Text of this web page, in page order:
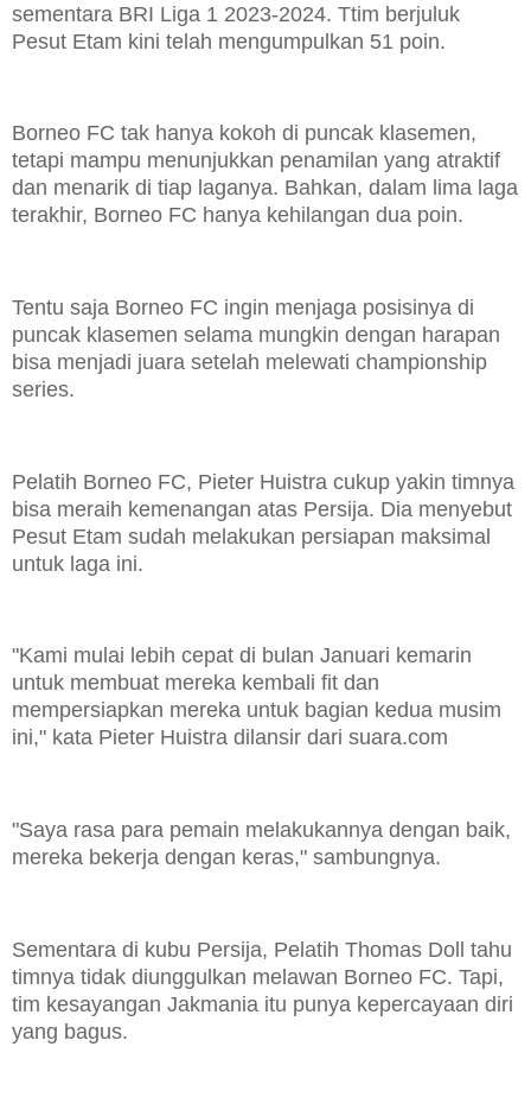
sementara BRI Liga 1 2023-2024. Ttim berjuluk
Pesut Etam kini telah mengumpulkan 51 poin.
Borneo FC tak hanya kokoh di puncak klasemen,
tetapi mampu menunjukkan penamilan yang atraktif
dan menarik di tiap laganya. Bahkan, dalam lima laga
terakhir, Borneo FC hanya kehilangan dua poin.
Tentu saja Borneo FC ingin menjaga posisinya di
puncak klasemen selama mungkin dengan harapan
bisa menjadi juara setelah melewati championship
series.
Pelatih Borneo FC, Pieter Huistra cukup yakin timnya
bisa meraih kemenangan atas Persija. Dia menyebut
Pesut Etam sudah melakukan persiapan maksimal
untuk laga ini.
"Kami mulai lebih cepat di bulan Januari kemarin
untuk membuat mereka kembali fit dan
mempersiapkan mereka untuk bagian kedua musim
ini," kata Pieter Huistra dilansir dari suara.com
"Saya rasa para pemain melakukannya dengan baik,
mereka bekerja dengan keras," sambungnya.
Sementara di kubu Persija, Pelatih Thomas Doll tahu
timnya tidak diunggulkan melawan Borneo FC. Tapi,
tim kesayangan Jakmania itu punya kepercayaan diri
yang bagus.